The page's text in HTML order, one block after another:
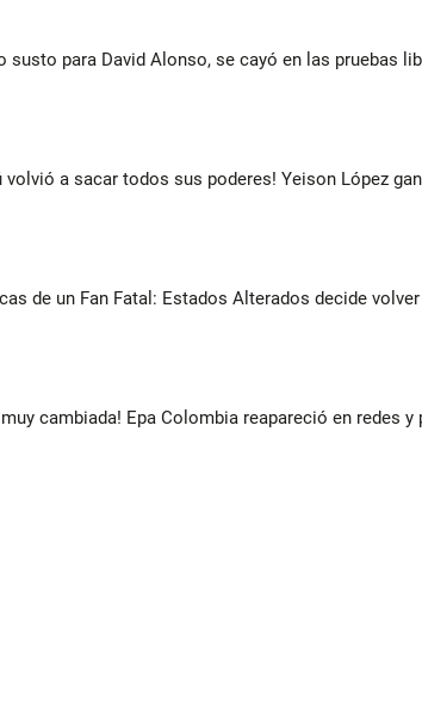
susto para David Alonso, se cayó en las pruebas
volvió a sacar todos sus poderes! Yeison López
de un Fan Fatal: Estados Alterados decide
muy cambiada! Epa Colombia reapareció en redes y